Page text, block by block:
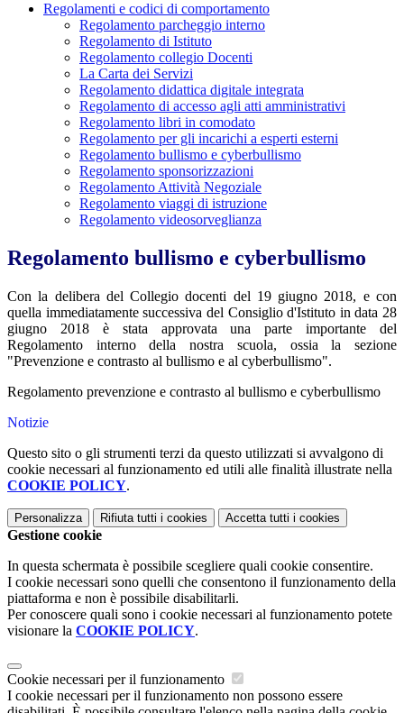
Regolamenti e codici di comportamento
Regolamento parcheggio interno
Regolamento di Istituto
Regolamento collegio Docenti
La Carta dei Servizi
Regolamento didattica digitale integrata
Regolamento di accesso agli atti amministrativi
Regolamento libri in comodato
Regolamento per gli incarichi a esperti esterni
Regolamento bullismo e cyberbullismo
Regolamento sponsorizzazioni
Regolamento Attività Negoziale
Regolamento viaggi di istruzione
Regolamento videosorveglianza
Regolamento bullismo e cyberbullismo
Con la delibera del Collegio docenti del 19 giugno 2018, e con
quella immediatamente successiva del Consiglio d'Istituto in data 28
giugno 2018 è stata approvata una parte importante del
Regolamento interno della nostra scuola, ossia la sezione
"Prevenzione e contrasto al bullismo e al cyberbullismo".
Regolamento prevenzione e contrasto al bullismo e cyberbullismo
Notizie
Questo sito o gli strumenti terzi da questo utilizzati si avvalgono di
cookie necessari al funzionamento ed utili alle finalità illustrate nella
COOKIE POLICY.
Personalizza Rifiuta tutti i cookies Accetta tutti i cookies
Gestione cookie
In questa schermata è possibile scegliere quali cookie consentire.
I cookie necessari sono quelli che consentono il funzionamento della
piattaforma e non è possibile disabilitarli.
Per conoscere quali sono i cookie necessari al funzionamento potete
visionare la COOKIE POLICY.
Cookie necessari per il funzionamento
I cookie necessari per il funzionamento non possono essere